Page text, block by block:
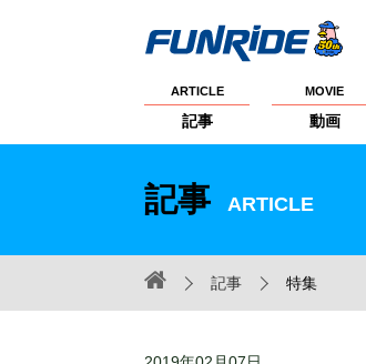
ARTICLE
記事
MOVIE
動画
記事 ARTICLE
記事 特集